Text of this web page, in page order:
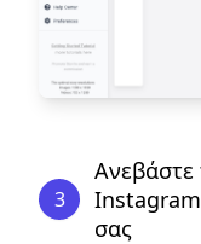
3
Ανεβάστε
σας